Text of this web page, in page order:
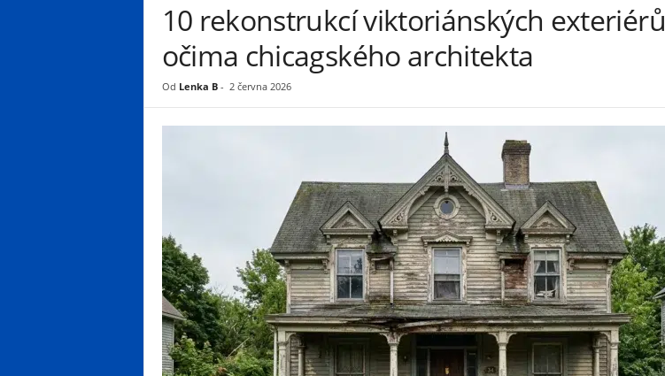
10 rekonstrukcí viktoriánských exteriérů
očima chicagského architekta
Od Lenka B- 2 června 2026